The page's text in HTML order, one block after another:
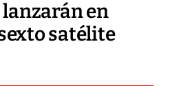
en
satélite